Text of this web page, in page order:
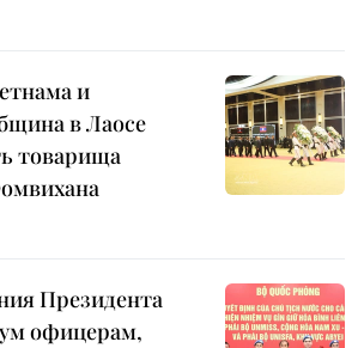
и
в Лаосе
товарища
Президента
офицерам,